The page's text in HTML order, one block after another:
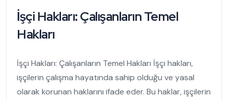
İşçi Hakları: Çalışanların Temel
Hakları
İşçi Hakları: Çalışanların Temel Hakları İşçi hakları,
işçilerin çalışma hayatında sahip olduğu ve yasal
olarak korunan haklarını ifade eder. Bu haklar, işçilerin